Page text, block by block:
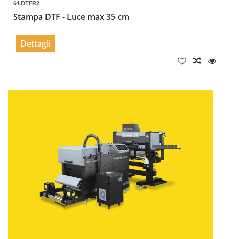
64.DTFR2
Stampa DTF - Luce max 35 cm
Dettagli